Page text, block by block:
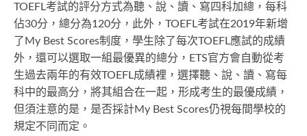
TOEFL考試的評分方式為聽、說、讀、寫四科加總，每科
佔30分，總分為120分，此外，TOEFL考試在2019年新增
了My Best Scores制度，學生除了每次TOEFL應試的成績
外，還可以選取一組最優異的總分，ETS官方會自動從考
生過去兩年的有效TOEFL成績裡，選擇聽、說、讀、寫每
科中的最高分，將其組合在一起，形成考生的最優成績，
但須注意的是，是否採計My Best Scores仍視每間學校的
規定不同而定。